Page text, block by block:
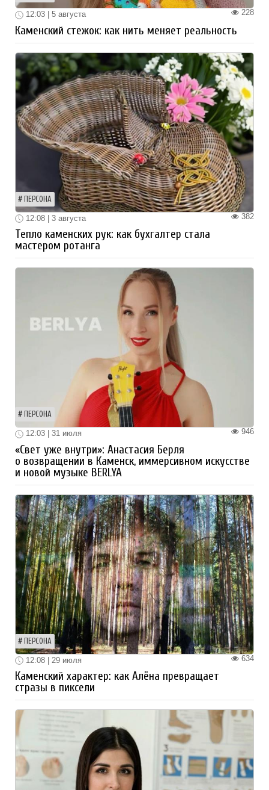
228
12:03 | 5 августа
Каменский стежок: как нить меняет реальность
ПЕРСОНА
382
12:08 | 3 августа
Тепло каменских рук: как бухгалтер стала
мастером ротанга
ПЕРСОНА
946
12:03 | 31 июля
«Свет уже внутри»: Анастасия Берля
о возвращении в Каменск, иммерсивном искусстве
и новой музыке BERLYA
ПЕРСОНА
634
12:08 | 29 июля
Каменский характер: как Алёна превращает
стразы в пиксели